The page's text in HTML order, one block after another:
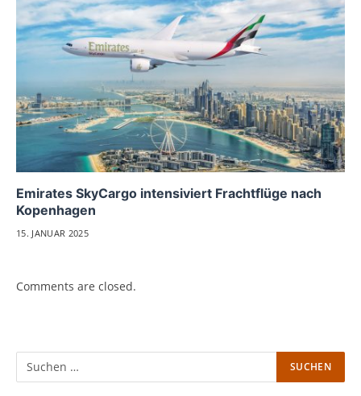
Emirates SkyCargo intensiviert Frachtflüge nach
Kopenhagen
15. JANUAR 2025
Comments are closed.